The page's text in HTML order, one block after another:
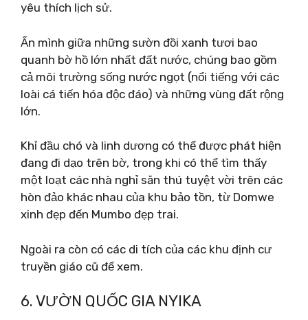
yêu thích lịch sử.
Ẩn mình giữa những sườn đồi xanh tươi bao
quanh bờ hồ lớn nhất đất nước, chúng bao gồm
cả môi trường sống nước ngọt (nổi tiếng với các
loài cá tiến hóa độc đáo) và những vùng đất rộng
lớn.
Khỉ đầu chó và linh dương có thể được phát hiện
đang đi dạo trên bờ, trong khi có thể tìm thấy
một loạt các nhà nghỉ săn thú tuyệt vời trên các
hòn đảo khác nhau của khu bảo tồn, từ Domwe
xinh đẹp đến Mumbo đẹp trai.
Ngoài ra còn có các di tích của các khu định cư
truyền giáo cũ để xem.
6. VƯỜN QUỐC GIA NYIKA